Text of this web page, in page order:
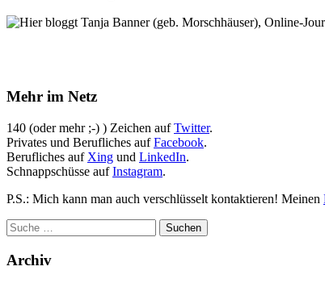
Hier bloggt Tanja Banner (geb. Morschhäuser), Online-
Mehr im Netz
140 (oder mehr ;-) ) Zeichen aufTwitter.
Privates und Berufliches aufFacebook.
Berufliches auf Xing und LinkedIn.
Schnappschüsse aufInstagram.
P.S.: Mich kann man auch verschlüsselt kontaktieren! Meinen
Archiv